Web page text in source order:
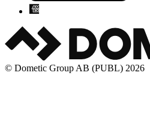
© Dometic Group AB (PUBL) 2026